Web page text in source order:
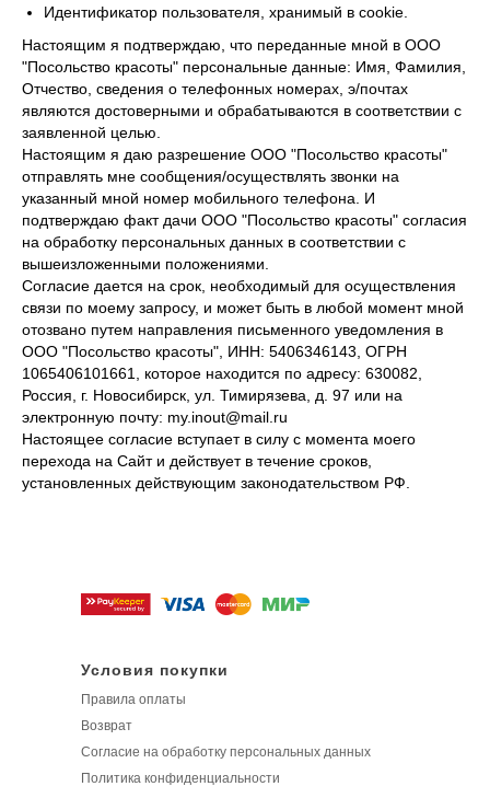
Идентификатор пользователя, хранимый в cookie.
Настоящим я подтверждаю, что переданные мной в ООО
"Посольство красоты" персональные данные: Имя, Фамилия,
Отчество, сведения о телефонных номерах, э/почтах
являются достоверными и обрабатываются в соответствии с
заявленной целью.
Настоящим я даю разрешение ООО "Посольство красоты"
отправлять мне сообщения/осуществлять звонки на
указанный мной номер мобильного телефона. И
подтверждаю факт дачи ООО "Посольство красоты" согласия
на обработку персональных данных в соответствии с
вышеизложенными положениями.
Согласие дается на срок, необходимый для осуществления
связи по моему запросу, и может быть в любой момент мной
отозвано путем направления письменного уведомления в
ООО "Посольство красоты", ИНН: 5406346143, ОГРН
1065406101661, которое находится по адресу: 630082,
Россия, г. Новосибирск, ул. Тимирязева, д. 97 или на
электронную почту: my.inout@mail.ru
Настоящее согласие вступает в силу с момента моего
перехода на Сайт и действует в течение сроков,
установленных действующим законодательством РФ.
Условия покупки
Правила оплаты
Возврат
Согласие на обработку персональных данных
Политика конфиденциальности